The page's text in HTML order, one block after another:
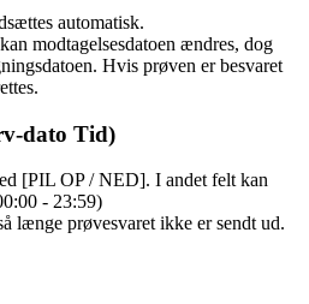
automatisk.
modtagelsesdatoen ændres, dog
Hvis prøven er besvaret
dato Tid)
[PIL OP / NED]. I andet felt kan
- 23:59)
længe prøvesvaret ikke er sendt ud.